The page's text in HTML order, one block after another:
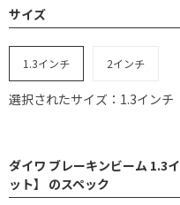
サイズ
1.3インチ 2インチ
選択されたサイズ：1.3インチ
ダイワ ブレーキンビーム 1.3
ット】 のスペック